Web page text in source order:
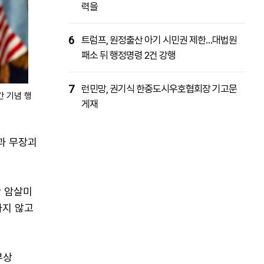
기념 행
무장괴
살미
않고
상
력을
6 트럼프, 원정출산 아기 시민권 제한…대법원
패소 뒤 행정명령 2건 강행
7
런민망, 권기식 한중도시우호협회장 기고문
게재